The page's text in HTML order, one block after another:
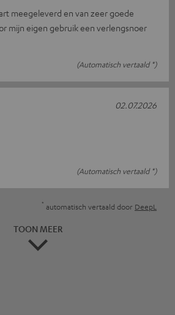
meegeleverd en van zeer goede
mijn eigen gebruik een verlengsnoer
(Automatisch vertaald *)
(Automatisch vertaald *)
02.07.2026
* automatisch vertaald door DeepL
TOON MEER